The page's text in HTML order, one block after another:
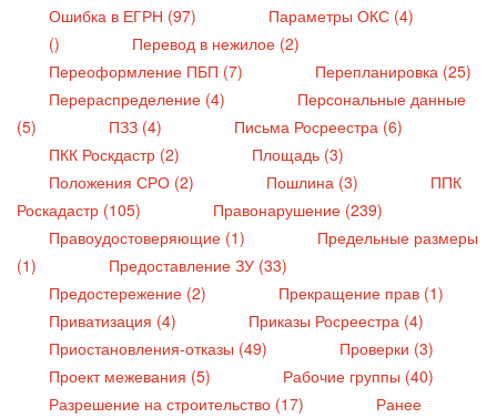
Ошибка в ЕГРН (97)
Параметры ОКС (4)
()
Перевод в нежилое (2)
Переоформление ПБП (7)
Перепланировка (25)
Перераспределение (4)
Персональные данные
(5)
ПЗЗ (4)
Письма Росреестра (6)
ПКК Роскдастр (2)
Площадь (3)
Положения СРО (2)
Пошлина (3)
ППК
Роскадастр (105)
Правонарушение (239)
Правоудостоверяющие (1)
Предельные размеры
(1)
Предоставление ЗУ (33)
Предостережение (2)
Прекращение прав (1)
Приватизация (4)
Приказы Росреестра (4)
Приостановления-отказы (49)
Проверки (3)
Проект межевания (5)
Рабочие группы (40)
Разрешение на строительство (17)
Ранее